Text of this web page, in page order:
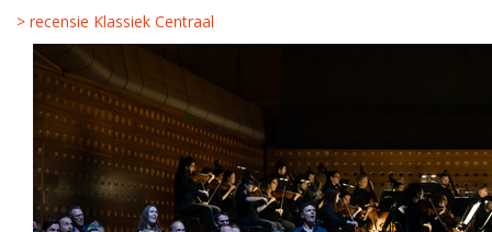
> recensie Klassiek Centraal